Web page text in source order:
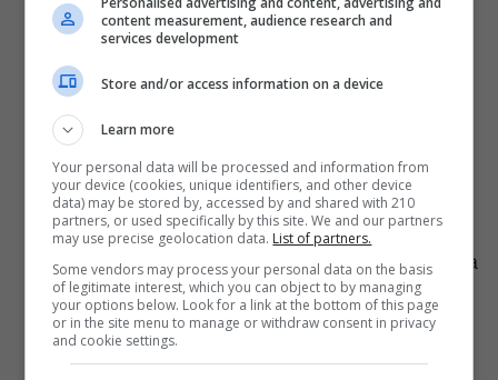
posiadasz wykształcenie inżynierskie
mechaniczne (budowa maszyn, automatyka,
mechanika, mechatronika, elektryka lub
pokrewne),
potrafisz organizować i nadzorować pracę
podległych pracowników,
bardzo dobrze organizujesz swój czas pracy;
motywacja i zaangażowanie w pracę to Twoja
silna strona;
cechuje Cię skrupulatność, rzetelność
i odpowiedzialność.
content measurement, audience research and
services development
Store and/or access information on a device
Learn more
Your personal data will be processed and information from
your device (cookies, unique identifiers, and other device
data) may be stored by, accessed by and shared with 210
partners, or used specifically by this site. We and our partners
may use precise geolocation data. List of partners.
Some vendors may process your personal data on the basis
of legitimate interest, which you can object to by managing
your options below. Look for a link at the bottom of this page
or in the site menu to manage or withdraw consent in privacy
and cookie settings.